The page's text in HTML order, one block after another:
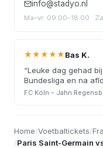
info@stadyo.nl
Ma–vr: 09:00–18:00 ·
★★★★★Bas K.
“Leuke dag gehad
Bundesliga en na
FC Köln – Jahn
Home/Voetbaltickets/
/Paris Saint-Germain